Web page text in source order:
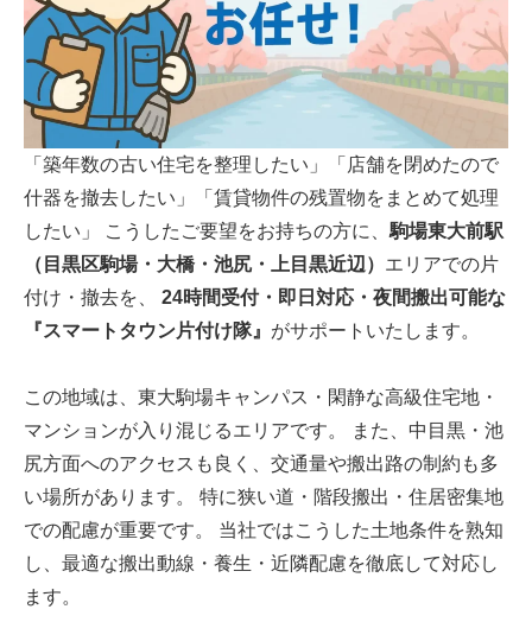
「築年数の古い住宅を整理したい」「店舗を閉めたので
什器を撤去したい」「賃貸物件の残置物をまとめて処理
したい」 こうしたご要望をお持ちの方に、 駒場東大前駅
（目黒区駒場・大橋・池尻・上目黒近辺） エリアでの片
付け・撤去を、 24時間受付・即日対応・夜間搬出可能な
『スマートタウン片付け隊』 がサポートいたします。
この地域は、東大駒場キャンパス・閑静な高級住宅地・
マンションが入り混じるエリアです。 また、中目黒・池
尻方面へのアクセスも良く、交通量や搬出路の制約も多
い場所があります。 特に狭い道・階段搬出・住居密集地
での配慮が重要です。 当社ではこうした土地条件を熟知
し、最適な搬出動線・養生・近隣配慮を徹底して対応し
ます。